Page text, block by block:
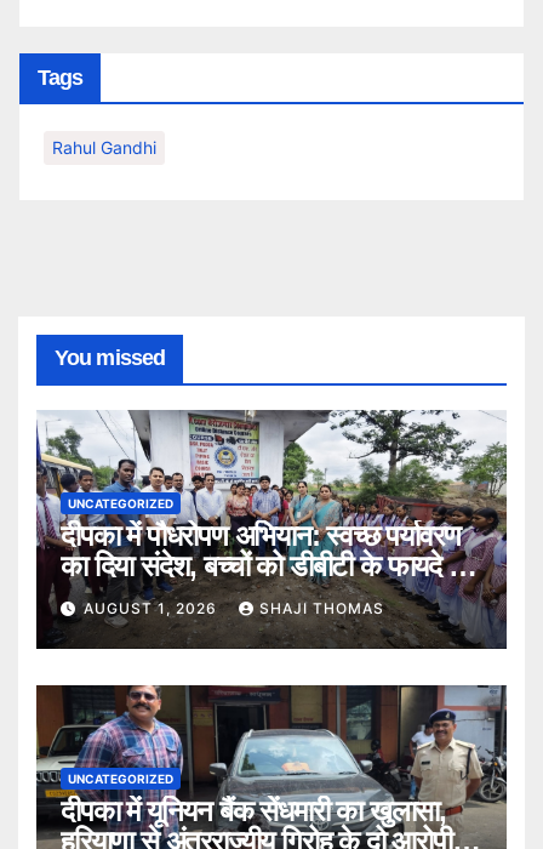
Tags
Rahul Gandhi
You missed
UNCATEGORIZED
दीपका में पौधरोपण अभियान: स्वच्छ पर्यावरण
का दिया संदेश, बच्चों को डीबीटी के फायदे भी
बताए।
AUGUST 1, 2026 SHAJI THOMAS
UNCATEGORIZED
दीपका में यूनियन बैंक सेंधमारी का खुलासा,
हरियाणा से अंतरराज्यीय गिरोह के दो आरोपी